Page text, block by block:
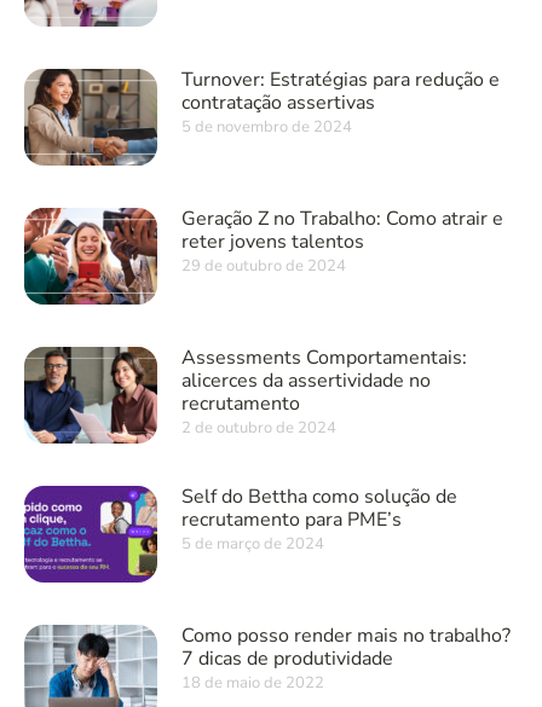
Turnover: Estratégias para redução e
contratação assertivas
5 de novembro de 2024
Geração Z no Trabalho: Como atrair e
reter jovens talentos
29 de outubro de 2024
Assessments Comportamentais:
alicerces da assertividade no
recrutamento
2 de outubro de 2024
Self do Bettha como solução de
recrutamento para PME’s
5 de março de 2024
Como posso render mais no trabalho?
7 dicas de produtividade
18 de maio de 2022